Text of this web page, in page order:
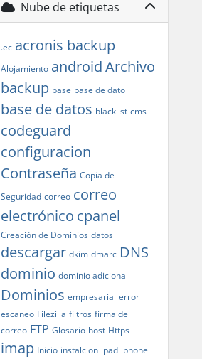
Nube de etiquetas
.ec acronis backup
Alojamiento androidArchivo
backup base base de dato
base de datos blacklist cms
codeguard
configuracion
Contraseña Copia de
Seguridad correo correo
electrónico cpanel
Creación de Dominios datos
descargar dkim dmarc DNS
dominio dominio adicional
Dominios empresarial error
escaneo Filezilla filtros firma de
correo FTP Glosario host Https
imap Inicio instalcion ipad iphone